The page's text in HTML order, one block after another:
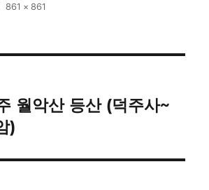
전
861 × 861
월악산 등산 (덕주사~
)